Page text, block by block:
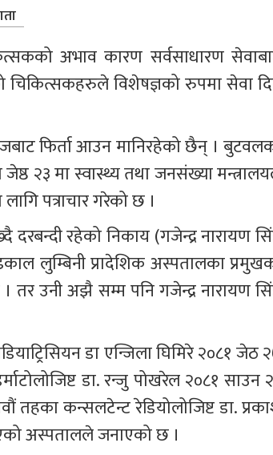
अभाव कारण सर्वसाधारण
चिकित्सकहरुले विशेषज्ञको रुपमा सेवा
फिर्ता आउन मानिरहेको छैन् ।
२३ मा स्वास्थ्य तथा जनसंख्या
पत्राचार गरेको छ ।
दरबन्दी रहेको निकाय (गजेन्द्र नारायण
लुम्बिनी प्रादेशिक अस्पतालका
तर उनी अझै सम्म पनि गजेन्द्र नारायण
डा एन्जिला घिमिरे २०८१ जेठ
डा. रन्जु पोखरेल २०८१ साउन
तहका कन्सलटेन्ट रेडियोलोजिष्ट डा.
अस्पतालले जनाएको छ ।